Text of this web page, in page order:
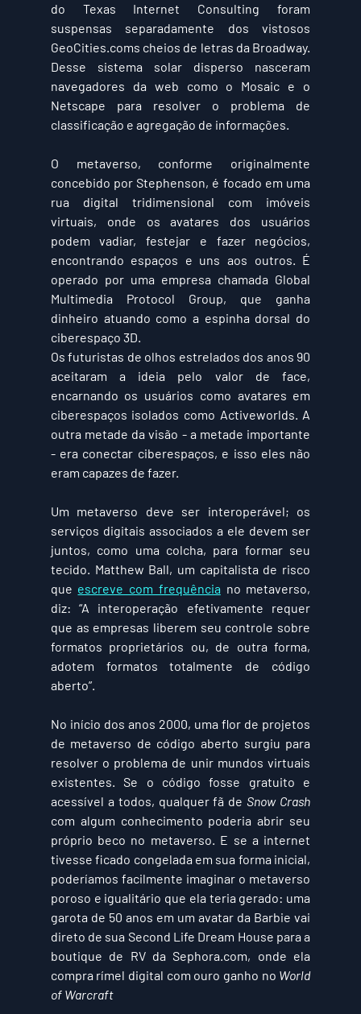
do Texas Internet Consulting foram
suspensas separadamente dos vistosos
GeoCities.coms cheios de letras da Broadway.
Desse sistema solar disperso nasceram
navegadores da web como o Mosaic e o
Netscape para resolver o problema de
classificação e agregação de informações.
O metaverso, conforme originalmente
concebido por Stephenson, é focado em uma
rua digital tridimensional com imóveis
virtuais, onde os avatares dos usuários
podem vadiar, festejar e fazer negócios,
encontrando espaços e uns aos outros. É
operado por uma empresa chamada Global
Multimedia Protocol Group, que ganha
dinheiro atuando como a espinha dorsal do
ciberespaço 3D.
Os futuristas de olhos estrelados dos anos 90
aceitaram a ideia pelo valor de face,
encarnando os usuários como avatares em
ciberespaços isolados como Activeworlds. A
outra metade da visão - a metade importante
- era conectar ciberespaços, e isso eles não
eram capazes de fazer.
Um metaverso deve ser interoperável; os
serviços digitais associados a ele devem ser
juntos, como uma colcha, para formar seu
tecido. Matthew Ball, um capitalista de risco
que escreve com frequência no metaverso,
diz: “A interoperação efetivamente requer
que as empresas liberem seu controle sobre
formatos proprietários ou, de outra forma,
adotem formatos totalmente de código
aberto”.
No início dos anos 2000, uma flor de projetos
de metaverso de código aberto surgiu para
resolver o problema de unir mundos virtuais
existentes. Se o código fosse gratuito e
acessível a todos, qualquer fã de Snow Crash
com algum conhecimento poderia abrir seu
próprio beco no metaverso. E se a internet
tivesse ficado congelada em sua forma inicial,
poderíamos facilmente imaginar o metaverso
poroso e igualitário que ela teria gerado: uma
garota de 50 anos em um avatar da Barbie vai
direto de sua Second Life Dream House para a
boutique de RV da Sephora.com, onde ela
compra rímel digital com ouro ganho no World
of Warcraft